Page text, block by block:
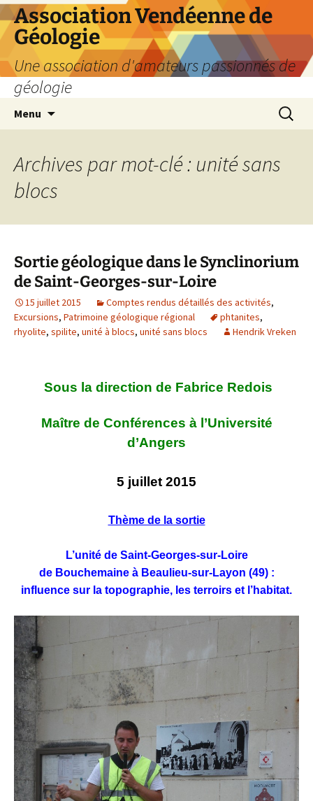
Aller
au
contenu
Association Vendéenne de
Géologie
Une association d'amateurs passionnés de
géologie
Menu
Archives par mot-clé : unité sans
blocs
Sortie géologique dans le Synclinorium
de Saint-Georges-sur-Loire
15 juillet 2015 Comptes rendus détaillés des activités,
Excursions, Patrimoine géologique régional phtanites,
rhyolite, spilite, unité à blocs, unité sans blocs Hendrik Vreken
Sous la direction de Fabrice Redois
Maître de Conférences à l’Université
d’Angers
5 juillet 2015
Thème de la sortie
L’unité de Saint-Georges-sur-Loire
de Bouchemaine à Beaulieu-sur-Layon (49) :
influence sur la topographie, les terroirs et l’habitat.